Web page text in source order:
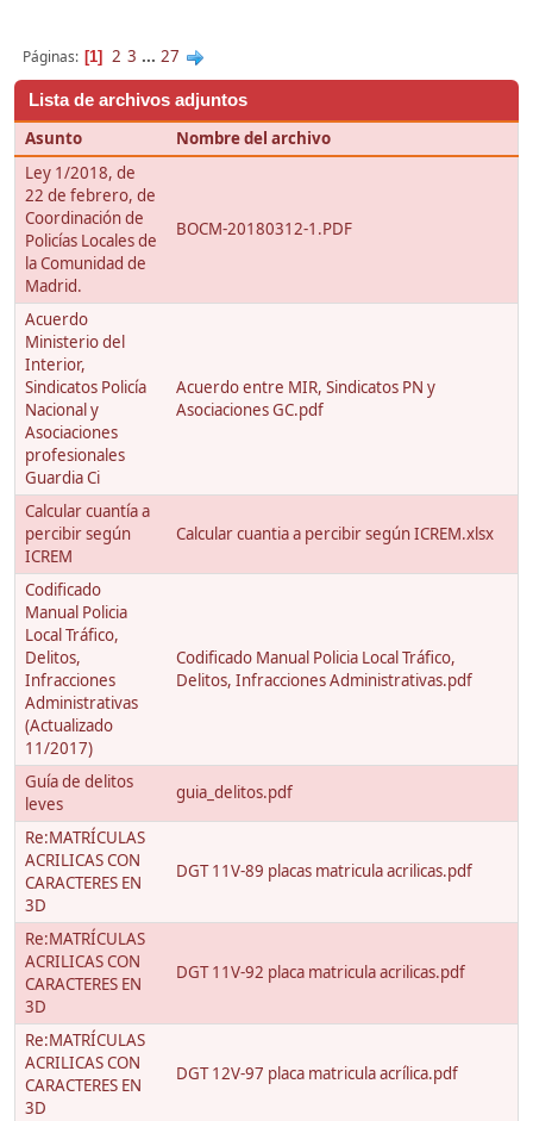
Páginas 1 2 3 ... 27
Lista de archivos adjuntos
Asunto
Nombre del archivo
Ley 1/2018, de
22 de febrero, de
Coordinación de
Policías Locales de
la Comunidad de
Madrid.
BOCM-20180312-1.PDF
Acuerdo
Ministerio del
Interior,
Sindicatos Policía
Nacional y
Asociaciones
profesionales
Guardia Ci
Acuerdo entre MIR, Sindicatos PN y
Asociaciones GC.pdf
Calcular cuantía a
percibir según
ICREM
Calcular cuantia a percibir según ICREM.xlsx
Codificado
Manual Policia
Local Tráfico,
Delitos,
Infracciones
Administrativas
(Actualizado
11/2017)
Codificado Manual Policia Local Tráfico,
Delitos, Infracciones Administrativas.pdf
Guía de delitos
leves
guia_delitos.pdf
Re:MATRÍCULAS
ACRILICAS CON
CARACTERES EN
3D
DGT 11V-89 placas matricula acrilicas.pdf
Re:MATRÍCULAS
ACRILICAS CON
CARACTERES EN
3D
DGT 11V-92 placa matricula acrilicas.pdf
Re:MATRÍCULAS
ACRILICAS CON
CARACTERES EN
3D
DGT 12V-97 placa matricula acrílica.pdf